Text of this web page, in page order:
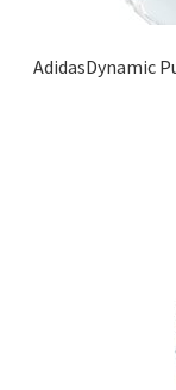
AdidasDynamic